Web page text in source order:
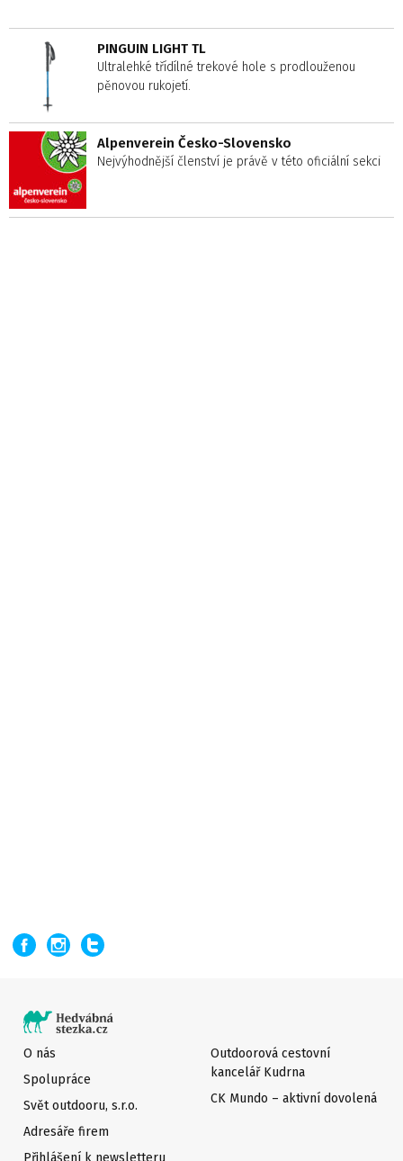
PINGUIN LIGHT TL
Ultralehké třídílné trekové hole s prodlouženou
pěnovou rukojetí.
Alpenverein Česko-Slovensko
Nejvýhodnější členství je právě v této oficiální sekci
O nás
Spolupráce
Svět outdooru, s.r.o.
Adresáře firem
Outdoorová cestovní
kancelář Kudrna
CK Mundo – aktivní dovolená